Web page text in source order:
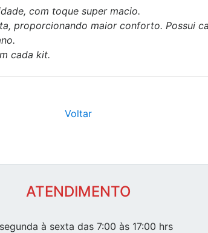
com toque super macio.
proporcionando maior conforto. Possui
cada kit.
Voltar
ATENDIMENTO
à sexta das 7:00 às 17:00 hrs